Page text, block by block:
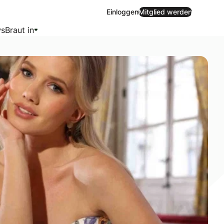
EinloggenMitglied werden
Braut in